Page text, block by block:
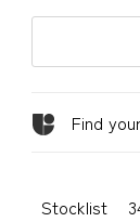
Find
Stocklist